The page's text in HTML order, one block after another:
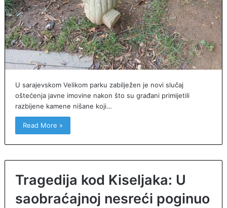
U sarajevskom Velikom parku zabilježen je novi slučaj
oštećenja javne imovine nakon što su građani primijetili
razbijene kamene nišane koji…
Read More »
Tragedija kod Kiseljaka: U
saobraćajnoj nesreći poginuo